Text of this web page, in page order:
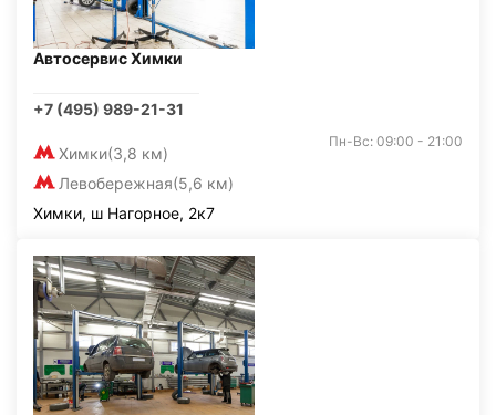
Автосервис Химки
+7 (495) 989-21-31
Химки(3,8 км)
Левобережная(5,6 км)
Пн-Вс: 09:00 - 21:00
Химки, ш Нагорное, 2к7